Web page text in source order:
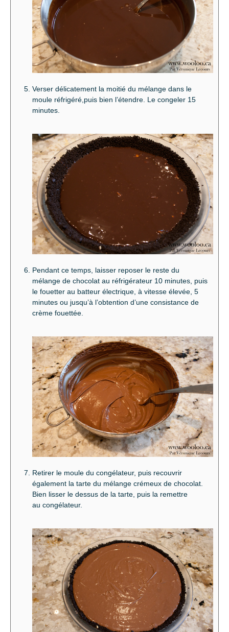
Verser délicatement la moitié du mélange dans le
moule réfrigéré,puis bien l’étendre. Le congeler 15
minutes.
Pendant ce temps, laisser reposer le reste du
mélange de chocolat au réfrigérateur 10 minutes, puis
le fouetter au batteur électrique, à vitesse élevée, 5
minutes ou jusqu’à l’obtention d’une consistance de
crème fouettée.
Retirer le moule du congélateur, puis recouvrir
également la tarte du mélange crémeux de chocolat.
Bien lisser le dessus de la tarte, puis la remettre
au congélateur.